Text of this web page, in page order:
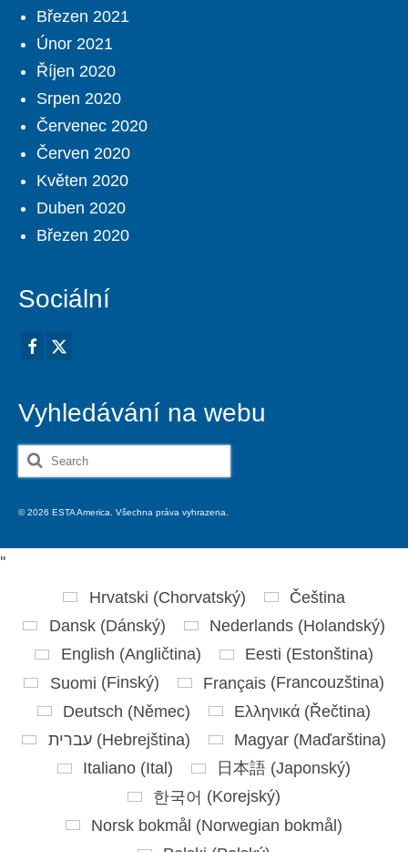
Březen 2021
Únor 2021
Říjen 2020
Srpen 2020
Červenec 2020
Červen 2020
Květen 2020
Duben 2020
Březen 2020
Sociální
Vyhledávání na webu
Search
for:
© 2026 ESTA America. Všechna práva vyhrazena.
''
Hrvatski (Chorvatský)
Čeština
Dansk(Dánský) Nederlands(Holandský)
English (Angličtina) Eesti (Estonština)
Suomi (Finský) Français(Francouzština)
Deutsch (Němec) Ελληνικά (Řečtina)
עברית(Hebrejština) Magyar(Maďarština)
Italiano (Ital ) 日本語 (Japonský)
한국어 (Korejský)
Norsk bokmål (Norwegian bokmål)